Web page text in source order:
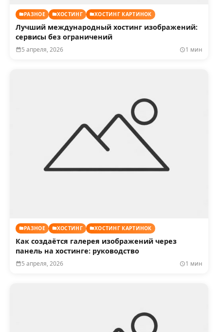
РАЗНОЕ ХОСТИНГ ХОСТИНГ КАРТИНОК
Лучший международный хостинг изображений:
сервисы без ограничений
5 апреля, 2026 1 мин
РАЗНОЕ ХОСТИНГ ХОСТИНГ КАРТИНОК
Как создаётся галерея изображений через
панель на хостинге: руководство
5 апреля, 2026 1 мин